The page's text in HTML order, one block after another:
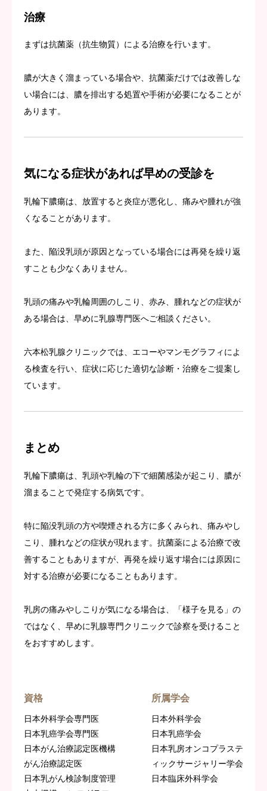
治療
まずは抗菌薬（抗生物質）による治療を行います。
膿が大きく溜まっている場合や、抗菌薬だけでは改善しな
い場合には、膿を排出する処置や手術が必要になることが
あります。
気になる症状があれば早めの受診を
乳輪下膿瘍は、放置すると炎症が悪化し、痛みや腫れが強
くなることがあります。
また、陥没乳頭が原因となっている場合には再発を繰り返
すことも少なくありません。
乳頭の痛みや乳輪周囲のしこり、赤み、腫れなどの症状が
ある場合は、早めに乳腺専門医へご相談ください。
六本松乳腺クリニックでは、エコーやマンモグラフィによ
る検査を行い、症状に応じた適切な診断・治療をご提案し
ています。
まとめ
乳輪下膿瘍は、乳頭や乳輪の下で細菌感染が起こり、膿が
溜まることで発症する病気です。
特に陥没乳頭の方や喫煙される方に多くみられ、痛みやし
こり、腫れなどの症状が現れます。抗菌薬による治療で改
善することもありますが、再発を繰り返す場合には原因に
対する治療が必要になることもあります。
乳房の痛みやしこりが気になる場合は、「様子を見る」の
ではなく、早めに乳腺専門クリニックで診察を受けること
をおすすめします。
資格
日本外科学会専門医
日本乳癌学会専門医
日本がん治療認定医機構
がん治療認定医
日本乳がん検診制度管理
所属学会
日本外科学会
日本乳癌学会
日本乳房オンコプラステ
ィックサージャリー学会
日本臨床外科学会